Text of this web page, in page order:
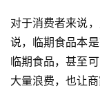
对于消费者来说
说，临期食品本
临期食品，甚至
大量浪费，也让商